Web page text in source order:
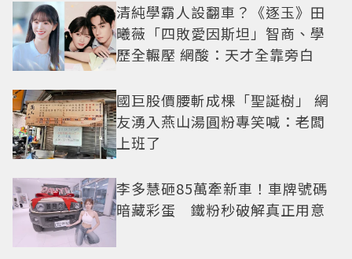
清純學霸人設翻車？《逐玉》田
曦薇「四敗愛因斯坦」智商、學
歷全輾壓 網酸：天才全靠旁白
國巨股價腰斬成棵「聖誕樹」 網
友湧入燕山湯圓粉專笑喊：老闆
上班了
李多慧砸85萬牽新車！車牌號碼
暗藏彩蛋 鐵粉秒破解真正用意